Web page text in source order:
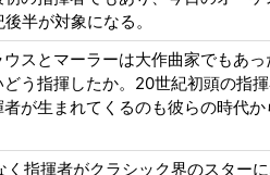
半が対象になる。
スとマーラーは大作曲家でもあ
う指揮したか。20世紀初頭の指
が生まれてくるのも彼らの時代
指揮者がクラシック界のスター